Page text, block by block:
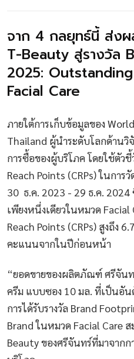
จาก 4 กลยุทธ์นี้ ส่งผ
T-Beauty สู่รางวัล
2025:
Facial Care
ภายใต้การเก็บข้อมูลของ
Thailand ผู้นำระดับโลกด้านวิ
การซื้อของผู้บริโภค โดยใช้ตัว
Reach Points (CRPs) ในกา
30 ธ.ค. 2023 - 29 ธ.ค.
เพียงหนึ่งเดียวในหมวด
Reach Points (CRPs) สูงถึง
คะแนนจากในปีก่อนหน้า
“ยอดขายของผลิตภัณฑ์ ศรีจัน
ครีม แบบซอง 10 มล. ที่เป็นอั
การได้รับรางวัล Brand
Brand ในหมวด Facial Care
Beauty ของศรีจันทร์ที่มาจาก